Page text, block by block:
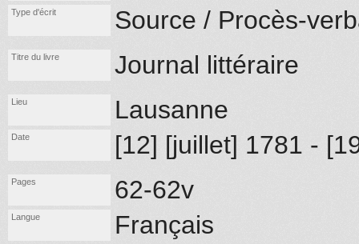
Type d'écrit Source / Procès-
Titre du livre Journal littéraire
Lieu Lausanne
Date [12] [juillet] 1781 -
Pages 62-62v
Langue Français